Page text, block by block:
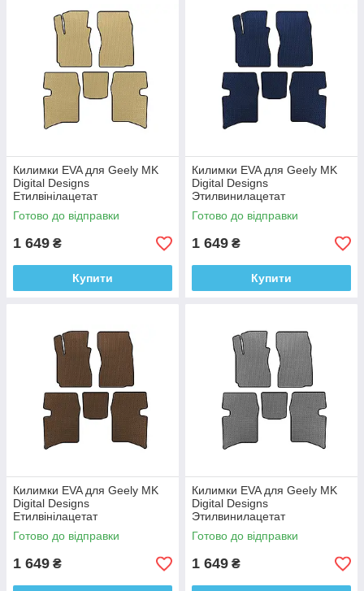
Килимки EVA для Geely MK
Digital Designs
Етилвінілацетат
Готово до відправки
1 649 ₴
Купити
Килимки EVA для Geely MK
Digital Designs
Этилвинилацетат
Готово до відправки
1 649 ₴
Купити
Килимки EVA для Geely MK
Digital Designs
Етилвінілацетат
Готово до відправки
1 649 ₴
Килимки EVA для Geely MK
Digital Designs
Этилвинилацетат
Готово до відправки
1 649 ₴